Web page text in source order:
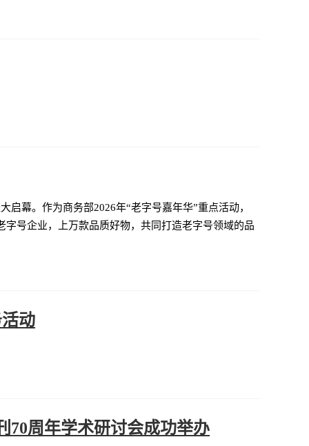
幕。作为商务部2026年“老字号嘉年华”重点活动，
号企业，上万款品质好物，共同打造老字号领域的品
动
70周年学术研讨会成功举办